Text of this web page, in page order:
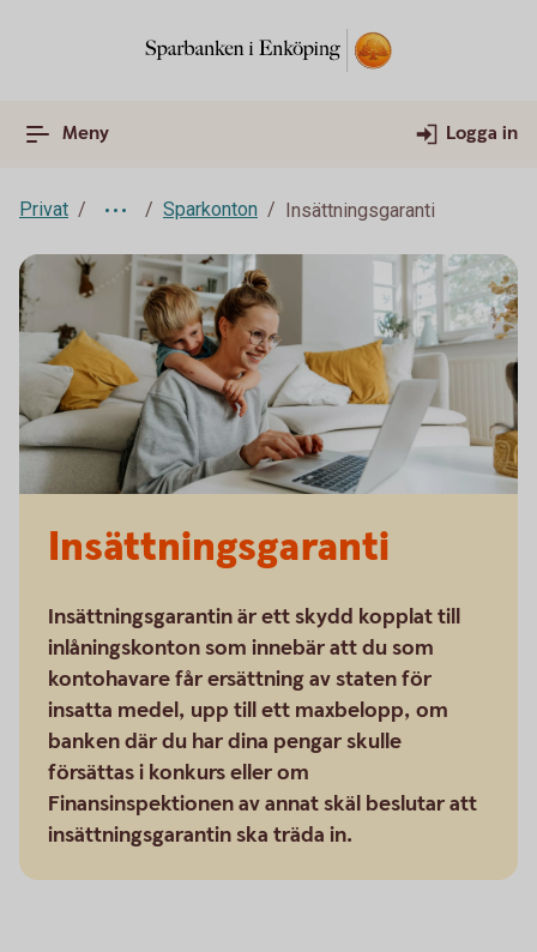
Meny Logga in
Privat Sparkonton Insättningsgaranti
Insättningsgaranti
Insättningsgarantin är ett skydd kopplat till
inlåningskonton som innebär att du som
kontohavare får ersättning av staten för
insatta medel, upp till ett maxbelopp, om
banken där du har dina pengar skulle
försättas i konkurs eller om
Finansinspektionen av annat skäl beslutar att
insättningsgarantin ska träda in.